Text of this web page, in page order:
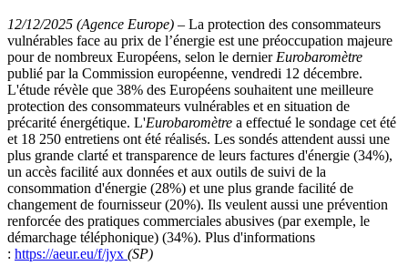
12/12/2025 (Agence Europe) – La protection des consommateurs
vulnérables face au prix de l’énergie est une préoccupation majeure
pour de nombreux Européens, selon le dernier Eurobaromètre
publié par la Commission européenne, vendredi 12 décembre.
L'étude révèle que 38% des Européens souhaitent une meilleure
protection des consommateurs vulnérables et en situation de
précarité énergétique. L'Eurobaromètre a effectué le sondage cet été
et 18 250 entretiens ont été réalisés. Les sondés attendent aussi une
plus grande clarté et transparence de leurs factures d'énergie (34%),
un accès facilité aux données et aux outils de suivi de la
consommation d'énergie (28%) et une plus grande facilité de
changement de fournisseur (20%). Ils veulent aussi une prévention
renforcée des pratiques commerciales abusives (par exemple, le
démarchage téléphonique) (34%). Plus d'informations
: https://aeur.eu/f/jyx (SP)